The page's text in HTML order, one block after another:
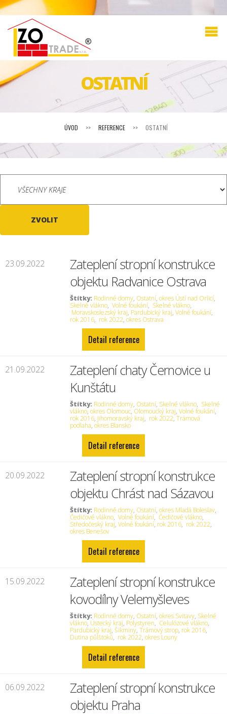
OSTATNÍ
ÚVOD >> REFERENCE >> OSTATNÍ
23.09.2022
Zateplení stropní konstrukce
objektu Radvanice Ostrava
Štítky: Rodinné domy, Ostatní,okres Ústí nad Orlicí,
Skelné vlákno, Volné foukání, Skelné vlákno,
Moravskoslezský kraj, Pardubický kraj,Volné foukání,
rok 2016, rok 2022,okres Ostrava
Detail reference
21.09.2022
Zateplení chaty Černovice u
Kunštátu
Štítky: Rodinné domy, Ostatní, Skelné vlákno, Skelné
vlákno,okres Olomouc, Olomoucký kraj,Volné foukání,
rok 2016, Jihomoravský kraj, rok 2022,Trámová
podlaha,okres Blansko
Detail reference
20.09.2022
Zateplení stropní konstrukce
objektu Chrást nad Sázavou
Štítky: Rodinné domy, Ostatní,okres Mladá Boleslav,
Čedičové vlákno, Volné foukání, Čedičové vlákno,
Středočeský kraj,Volné foukání, rok 2016, rok 2022,
okres Benešov
Detail reference
15.09.2022
Zateplení stropní konstrukce
kovodílny Velemyšleves
Štítky: Rodinné domy, Ostatní,okres Svitavy, Skelné
vlákno, Ústecký kraj, Polystyren, Celulózové vlákno,
Pardubický kraj,Šikminy,Trámový strop, rok 2016,
Dutina půlštoků, rok 2022,okres Louny
Detail reference
06.09.2022
Zateplení stropní konstrukce
objektu Praha